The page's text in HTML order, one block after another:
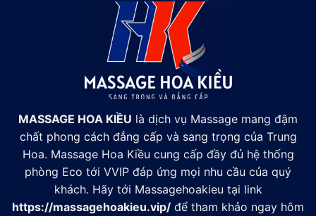
MASSAGE HOA KIỀU là dịch vụ Massage mang đậm
chất phong cách đẳng cấp và sang trọng của Trung
Hoa. Massage Hoa Kiều cung cấp đầy đủ hệ thống
phòng Eco tới VVIP đáp ứng mọi nhu cầu của quý
khách. Hãy tới Massagehoakieu tại link
https://massagehoakieu.vip/ để tham khảo ngay hôm